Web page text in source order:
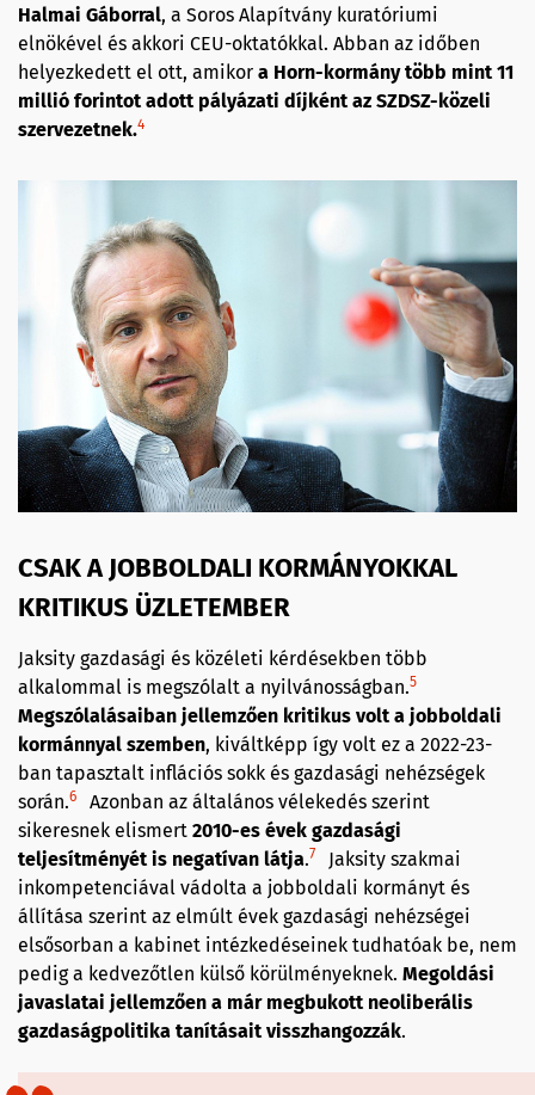
Halmai Gáborral, a Soros Alapítvány kuratóriumi
elnökével és akkori CEU-oktatókkal. Abban az időben
helyezkedett el ott, amikor a Horn-kormány több mint 11
millió forintot adott pályázati díjként az SZDSZ-közeli
szervezetnek.4
CSAK A JOBBOLDALI KORMÁNYOKKAL
KRITIKUS ÜZLETEMBER
Jaksity gazdasági és közéleti kérdésekben több
alkalommal is megszólalt a nyilvánosságban.5
Megszólalásaiban jellemzően kriti kus volt a jobboldali
kormánnyal szemben, kiváltképp így volt ez a 2022-23-
ban tapasztalt inflációs sokk és gazdasági nehézségek
során.6
Azonban az általános vélekedés szerint
sikeresnek elismert 2010-es évek gazdasági
teljesítményét is negatívan látja.7
Jaksity szakmai
inkompetenciával vádolta a jobboldali kormányt és
állítása szerint az elmúlt évek gazdasági nehézségei
elsősorban a kabinet intézkedéseinek tudhatóak be, nem
pedig a kedvezőtlen külső körülményeknek. Megoldási
javaslatai jellemzően a már megbukott neoliberális
gazdaságpolitika tanításait visszhangozzák.